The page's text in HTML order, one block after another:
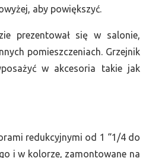
aby powiększyć.
prezentował się w salonie,
pomieszczeniach. Grzejnik
w akcesoria takie jak
redukcyjnymi od 1 “1/4 do
i w kolorze, zamontowane na